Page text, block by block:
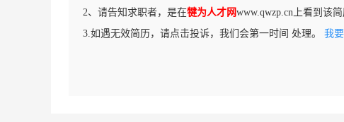
2、请告知求职者，是在犍为人才网www.qwzp.cn上看到该简
3.如遇无效简历，请点击投诉，我们会第一时间 处理。 我